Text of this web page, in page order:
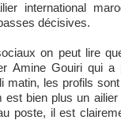
international
décisives.
on peut lire
Amine Gouiri qui
matin, les profils
est bien plus un
poste, il est